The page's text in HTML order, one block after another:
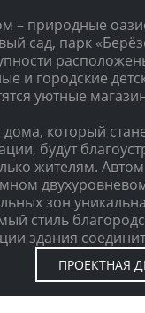
– природные
сад, парк
и городские
уютные
который
будут
жителям.
зон
стиль
здания
ПРОЕКТНАЯ